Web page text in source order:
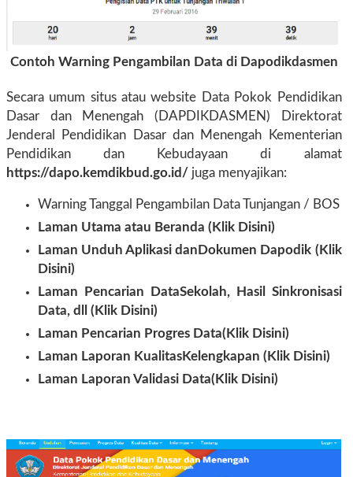
Contoh Warning Pengambilan Data di Dapodikdasmen
Secara umum situs atau website Data Pokok Pendidikan
Dasar dan Menengah (DAPDIKDASMEN) Direktorat
Jenderal Pendidikan Dasar dan Menengah Kementerian
Pendidikan dan Kebudayaan di alamat
https://dapo.kemdikbud.go.id/ juga menyajikan:
Warning Tanggal Pengambilan Data Tunjangan / BOS
Laman Utama atau Beranda (Klik Disini)
Laman Unduh Aplikasi danDokumen Dapodik (Klik
Disini)
Laman Pencarian DataSekolah, Hasil Sinkronisasi
Data, dll (Klik Disini)
Laman Pencarian Progres Data(Klik Disini)
Laman Laporan KualitasKelengkapan (Klik Disini)
Laman Laporan Validasi Data(Klik Disini)